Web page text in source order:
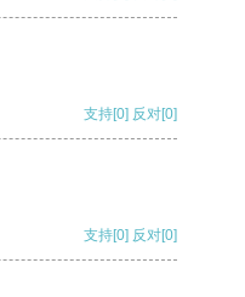
支持[0] 反对[0]
支持[0] 反对[0]